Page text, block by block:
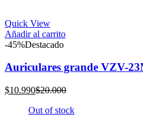
Quick View
Añadir al carrito
-45%Destacado
Auriculares grande VZV-
$10.990El
actual
$20.000El
original
Out of stock